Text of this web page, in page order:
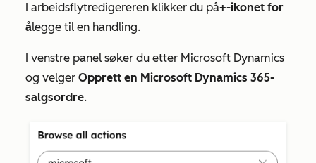
I arbeidsflytredigereren klikker du på+-ikonet for
ålegge til en handling.
I venstre panel søker du etter Microsoft Dynamics
og velger Opprett en Microsoft Dynamics 365-
salgsordre.